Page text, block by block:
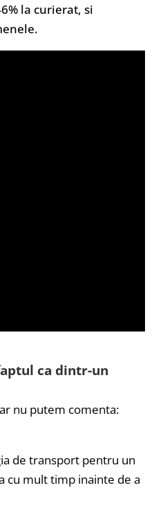
la curierat, si
ca dintr-un
nu putem comenta:
de transport pentru un
cu mult timp inainte de a